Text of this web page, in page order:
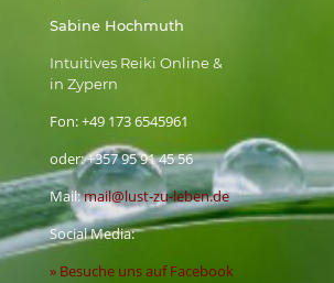
Sabine Hochmuth
Intuitives Reiki Online &
in Zypern
Fon:+49 173 6545961
oder:+357 95 91 45 56
Mail:mail@lust-zu-leben.de
Social Media:
» Besuche uns auf Facebook